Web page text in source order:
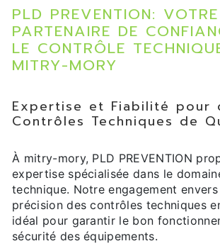
PLD PREVENTION: VOTRE
PARTENAIRE DE
LE CONTRÔLE
MITRY-MORY
Expertise et Fiabilité pour
Contrôles Techniques de
À mitry-mory, PLD PREVENTION
expertise spécialisée dans le
technique. Notre engagement
précision des contrôles techniques
idéal pour garantir le bon
sécurité des équipements.